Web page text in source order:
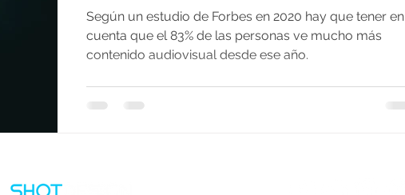
Según un estudio de Forbes en 2020 hay que tener en
cuenta que el 83% de las personas ve mucho más
contenido audiovisual desde ese año.